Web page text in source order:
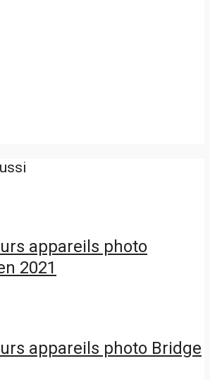
appareils photo
2021
appareils photo Bridge